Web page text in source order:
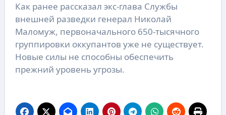
Как ранее рассказал экс-глава Службы
внешней разведки генерал Николай
Маломуж, первоначального 650-тысячного
группировки оккупантов уже не существует.
Новые силы не способны обеспечить
прежний уровень угрозы.